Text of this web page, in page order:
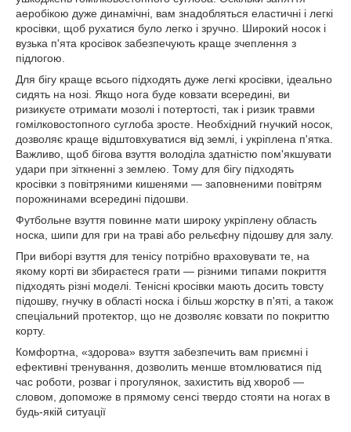
аеробікою дуже динамічні, вам знадобляться еластичні і легкі
кросівки, щоб рухатися було легко і зручно. Широкий носок і
вузька п'ята кросівок забезпечують краще зчеплення з
підлогою.
Для бігу краще всього підходять дуже легкі кросівки, ідеально
сидять на нозі. Якщо нога буде ковзати всередині, ви
ризикуєте отримати мозолі і потертості, так і ризик травми
гомілковостопного суглоба зросте. Необхідний гнучкий носок,
дозволяє краще відштовхуватися від землі, і укріплена п'ятка.
Важливо, щоб бігова взуття володіла здатністю пом'якшувати
удари при зіткненні з землею. Тому для бігу підходять
кросівки з повітряними кишенями — заповненими повітрям
порожнинами всередині підошви.
Футбольне взуття повинне мати широку укріплену область
носка, шипи для гри на траві або рельєфну підошву для залу.
При виборі взуття для тенісу потрібно враховувати те, на
якому корті ви збираєтеся грати — різними типами покриття
підходять різні моделі. Тенісні кросівки мають досить товсту
підошву, гнучку в області носка і більш жорстку в п'яті, а також
спеціальний протектор, що не дозволяє ковзати по покриттю
корту.
Комфортна, «здорова» взуття забезпечить вам приємні і
ефективні тренування, дозволить менше втомлюватися під
час роботи, розваг і прогулянок, захистить від хвороб —
словом, допоможе в прямому сенсі твердо стояти на ногах в
будь-якій ситуації